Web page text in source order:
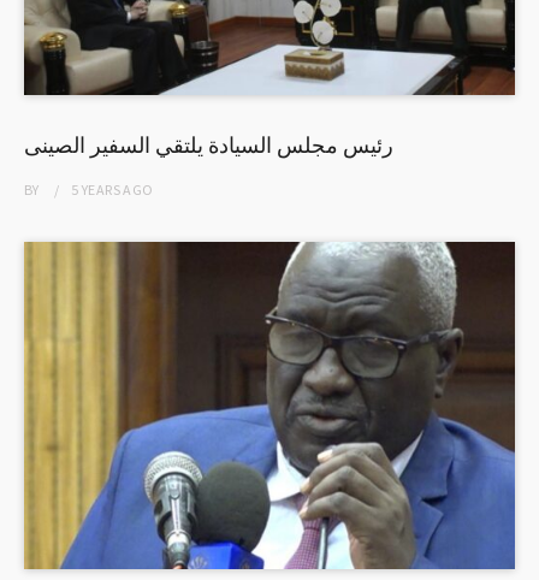
رئيس مجلس السيادة يلتقي السفير الصينى
BY 5 YEARSAGO